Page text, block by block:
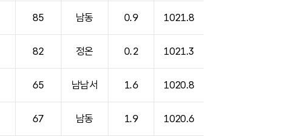
85 남동 0.9 1021.8
82 정온 0.2 1021.3
65 남남서 1.6 1020.8
67 남동 1.9 1020.6